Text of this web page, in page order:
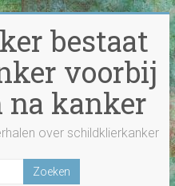
bestaat
voorbij
na kanker
over schildklierkanker